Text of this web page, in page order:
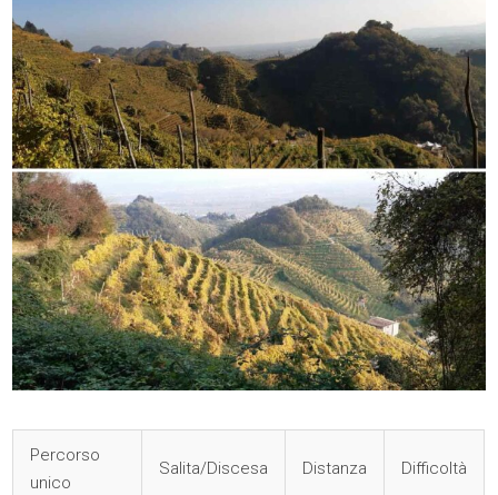
Percorso
unico
Salita/Discesa Distanza Difficoltà